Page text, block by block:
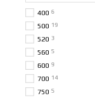
400 6
500 19
520 3
560 5
600 9
700 14
750 5